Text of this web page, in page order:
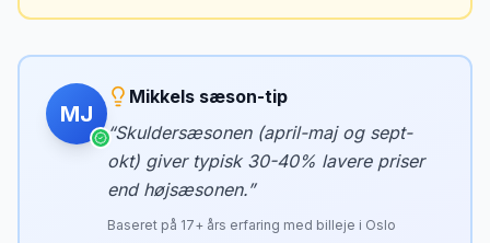
MJ
Mikkels sæson-tip
“Skuldersæsonen (april-maj og sept-
okt) giver typisk 30-40% lavere priser
end højsæsonen.”
Baseret på 17+ års erfaring med billeje i Oslo